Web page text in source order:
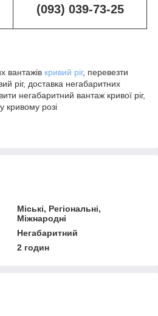
(093) 039-73-25
вантажів кривий ріг, перевезти
ріг, доставка негабаритних
негабаритний вантаж кривої ріг,
кривому розі
Міські, Регіональні,
Міжнародні
Негабаритний
2 годин